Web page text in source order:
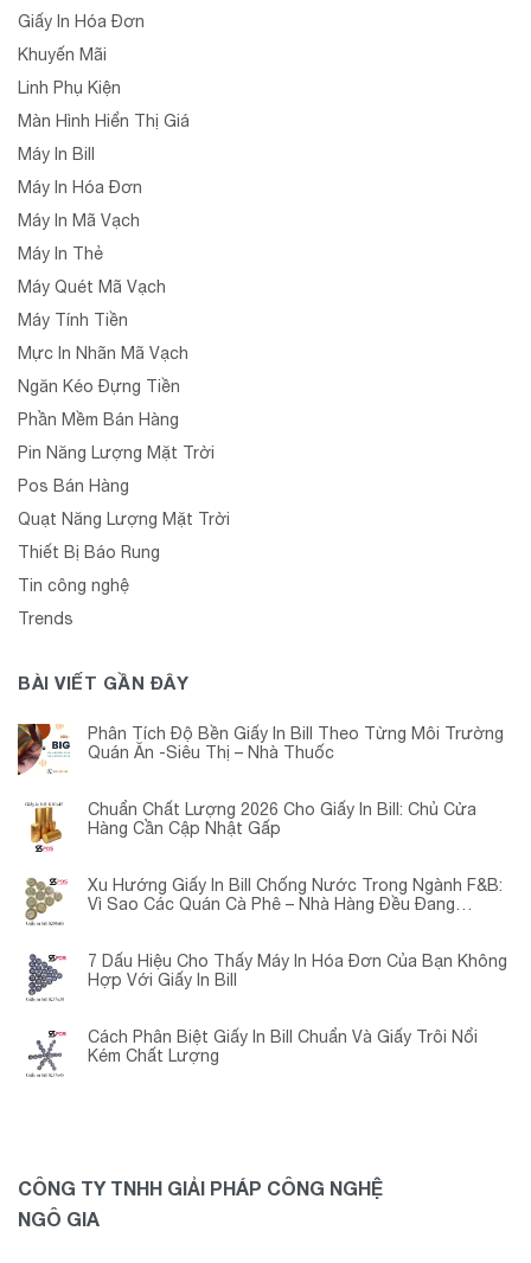
Giấy In Hóa Đơn
Khuyến Mãi
Linh Phụ Kiện
Màn Hình Hiển Thị Giá
Máy In Bill
Máy In Hóa Đơn
Máy In Mã Vạch
Máy In Thẻ
Máy Quét Mã Vạch
Máy Tính Tiền
Mực In Nhãn Mã Vạch
Ngăn Kéo Đựng Tiền
Phần Mềm Bán Hàng
Pin Năng Lượng Mặt Trời
Pos Bán Hàng
Quạt Năng Lượng Mặt Trời
Thiết Bị Báo Rung
Tin công nghệ
Trends
BÀI VIẾT GẦN ĐÂY
Phân Tích Độ Bền Giấy In Bill Theo Từng Môi Trường
Quán Ăn -Siêu Thị – Nhà Thuốc
Chuẩn Chất Lượng 2026 Cho Giấy In Bill: Chủ Cửa
Hàng Cần Cập Nhật Gấp
Xu Hướng Giấy In Bill Chống Nước Trong Ngành F&B:
Vì Sao Các Quán Cà Phê – Nhà Hàng Đều Đang
7 Dấu Hiệu Cho Thấy Máy In Hóa Đơn Của Bạn Không
Hợp Với Giấy In Bill
Cách Phân Biệt Giấy In Bill Chuẩn Và Giấy Trôi Nổi
Kém Chất Lượng
CÔNG TY TNHH GIẢI PHÁP CÔNG NGHỆ
NGÔ GIA